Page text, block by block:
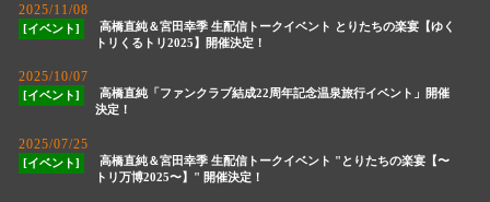
2025/11/08
[イベント]
高橋直純＆宮田幸季 生配信トークイベント とりたちの楽宴【ゆく
トリくるトリ2025】開催決定！
2025/10/07
[イベント]
高橋直純「ファンクラブ結成22周年記念温泉旅行イベント」開催
決定！
2025/07/25
[イベント]
高橋直純＆宮田幸季 生配信トークイベント "とりたちの楽宴【〜
トリ万博2025〜】" 開催決定！